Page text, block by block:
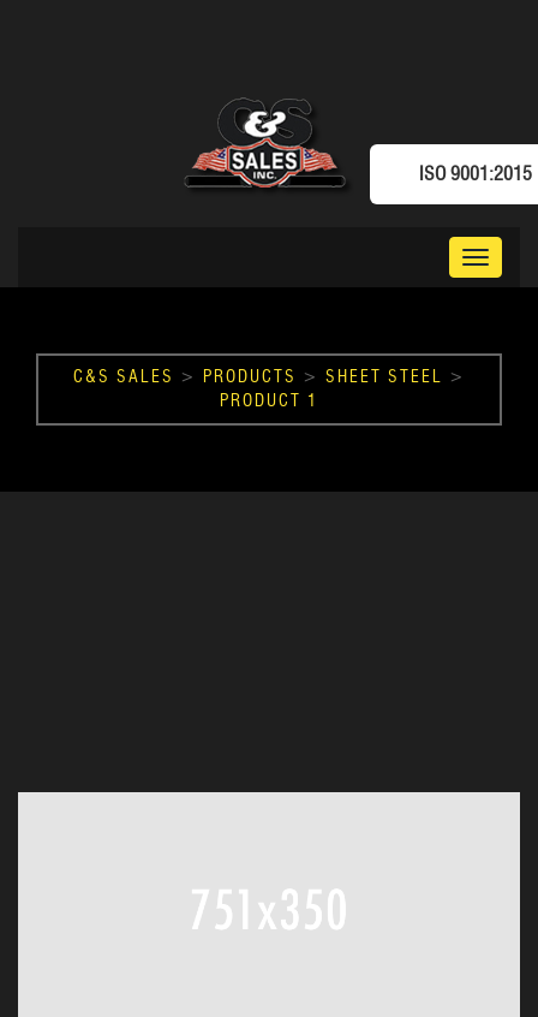
Toggle
C&S SALES > PRODUCTS > SHEET STEEL >
PRODUCT 1
ISO 9001:2015